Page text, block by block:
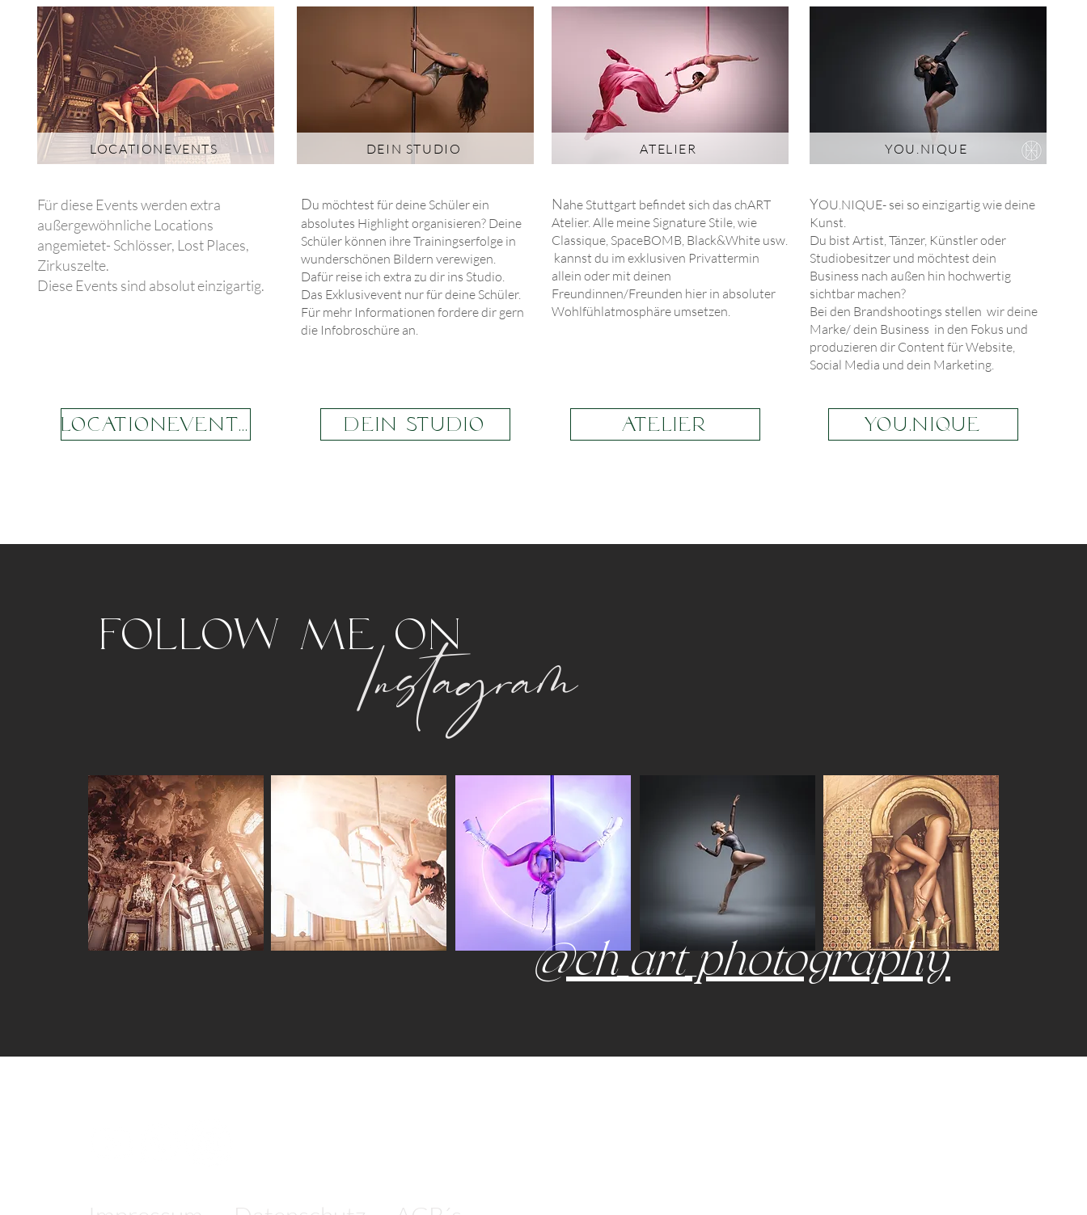
LOCATIONEVENTS
Für diese Events werden extra
außergewöhnliche Locations
angemietet- Schlösser, Lost Places,
Zirkuszelte.
Diese Events sind absolut einzigartig.
Locationevents
DEIN STUDIO
Du möchtest für deine Schüler ein
absolutes Highlight organisieren? Deine
Schüler können ihre Trainingserfolge in
wunderschönen Bildern verewigen.
Dafür reise ich extra zu dir ins Studio.
Das Exklusivevent nur für deine Schüler.
Für mehr Informationen fordere dir gern
die Infobroschüre an.
DEIN STUDIO
ATELIER
Nahe Stuttgart befindet sich das chART
Atelier. Alle meine Signature Stile, wie
Classique, SpaceBOMB, Black&White usw.
kannst du im exklusiven Privattermin
allein oder mit deinen
Freundinnen/Freunden hier in absoluter
Wohlfühlatmosphäre umsetzen.
Atelier
YOU.NIQUE
YOU.NIQUE- sei so einzigartig wie deine
Kunst.
Du bist Artist, Tänzer, Künstler oder
Studiobesitzer und möchtest dein
Business nach außen hin hochwertig
sichtbar machen?
Bei den Brandshootings stellen wir deine
Marke/ dein Business in den Fokus und
produzieren dir Content für Website,
Social Media und dein Marketing.
YOU.NIQUE
Follow me onInstagram
@ch_art_photography